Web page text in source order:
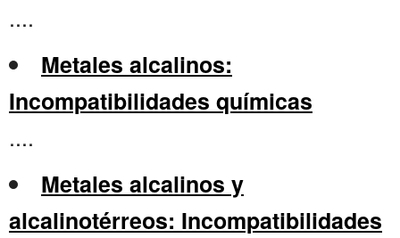
....
Metales alcalinos:
Incompatibilidades químicas
....
Metales alcalinos y
alcalinotérreos: Incompatibilidades